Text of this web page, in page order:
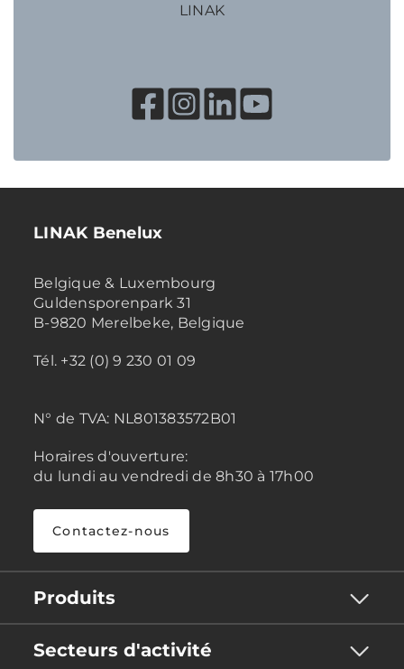
LINAK
LINAK Benelux
Belgique & Luxembourg
Guldensporenpark 31
B-9820 Merelbeke, Belgique
Tél. +32 (0) 9 230 01 09
N° de TVA: NL801383572B01
Horaires d'ouverture:
du lundi au vendredi de 8h30 à 17h00
Contactez-nous
Produits
Secteurs d'activité